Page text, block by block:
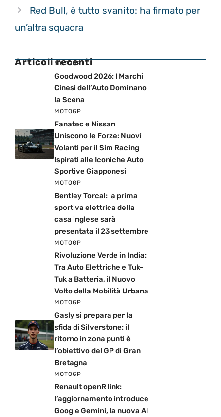
Red Bull, è tutto svanito: ha firmato per
un’altra squadra
Articoli recenti
MOTOGP
Goodwood 2026: I Marchi
Cinesi dell’Auto Dominano
la Scena
MOTOGP
Fanatec e Nissan
Uniscono le Forze: Nuovi
Volanti per il Sim Racing
Ispirati alle Iconiche Auto
Sportive Giapponesi
MOTOGP
Bentley Torcal: la prima
sportiva elettrica della
casa inglese sarà
presentata il 23 settembre
MOTOGP
Rivoluzione Verde in India:
Tra Auto Elettriche e Tuk-
Tuk a Batteria, il Nuovo
Volto della Mobilità Urbana
MOTOGP
Gasly si prepara per la
sfida di Silverstone: il
ritorno in zona punti è
l’obiettivo del GP di Gran
Bretagna
MOTOGP
Renault openR link:
l’aggiornamento introduce
Google Gemini, la nuova AI